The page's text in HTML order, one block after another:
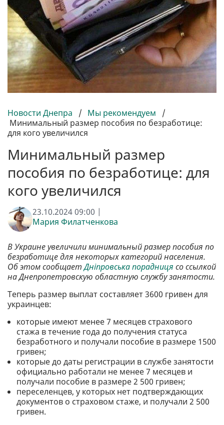
Новости Днепра / Мы рекомендуем
/
Минимальный размер пособия по безработице:
для кого увеличился
Минимальный размер
пособия по безработице: для
кого увеличился
23.10.2024 09:00 |
Мария Филатченкова
В Украине увеличили минимальный размер пособия по
безработице для некоторых категорий населения.
Об этом сообщаетДніпровська порадниця со ссылкой
на Днепропетровскую областную службу занятости.
Теперь размер выплат составляет 3600 гривен для
украинцев:
которые имеют менее 7 месяцев страхового
стажа в течение года до получения статуса
безработного и получали пособие в размере 1500
гривен;
которые до даты регистрации в службе занятости
официально работали не менее 7 месяцев и
получали пособие в размере 2 500 гривен;
переселенцев, у которых нет подтверждающих
документов о страховом стаже, и получали 2 500
гривен.